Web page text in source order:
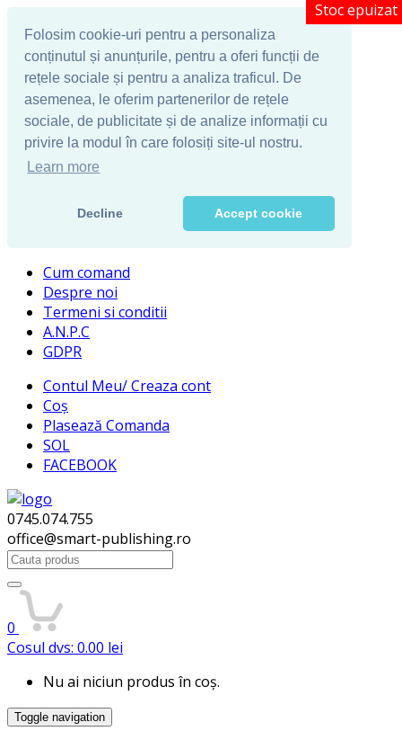
Folosim cookie-uri pentru a personaliza
conținutul și anunțurile, pentru a oferi funcții de
rețele sociale și pentru a analiza traficul. De
asemenea, le oferim partenerilor de rețele
sociale, de publicitate și de analize informații cu
privire la modul în care folosiți site-ul nostru.
Learn more
Decline Accept cookie
Cum comand
Despre noi
Termeni si conditii
A.N.P.C
GDPR
Contul Meu/ Creaza cont
Coș
Plasează Comanda
SOL
FACEBOOK
0745.074.755
office@smart-publishing.ro
Search
for:
0
Cosul dvs: 0.00 lei
Nu ai niciun produs în coș.
Toggle navigation
Stoc epuizat
Stoc epuizat
Stoc epuizat
Stoc epuizat
Stoc epuizat